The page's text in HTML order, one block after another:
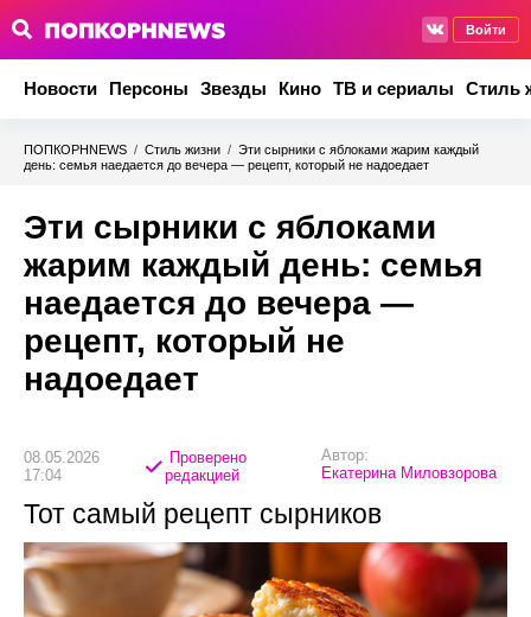
Войти
Новости Персоны Звезды Кино ТВ и сериалы Стиль
ПОПКОРНNEWS / Стиль жизни / Эти сырники с яблоками жарим каждый
день: семья наедается до вечера — рецепт, который не надоедает
Эти сырники с яблоками
жарим каждый день: семья
наедается до вечера —
рецепт, который не
надоедает
08.05.2026
17:04
Проверено
редакцией
Автор:
Екатерина Миловзорова
Тот самый рецепт сырников